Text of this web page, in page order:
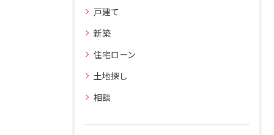
戸建て
新築
住宅ローン
土地探し
相談